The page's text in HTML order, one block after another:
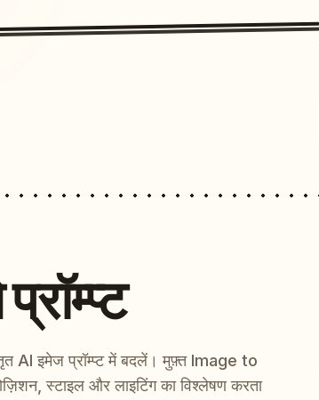
AI इमेज प्रॉम्प्ट में बदलें। मुफ़्त Image to
स्टाइल और लाइटिंग का विश्लेषण करता